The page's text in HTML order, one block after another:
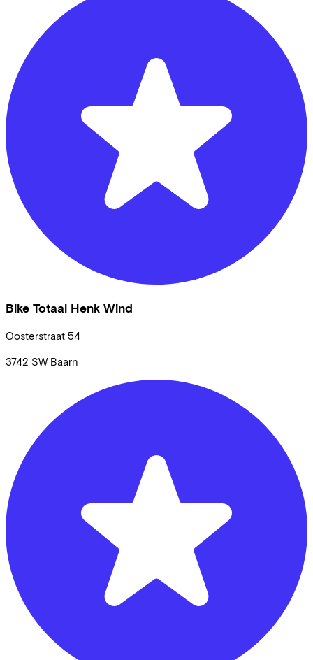
Bike Totaal Henk Wind
Oosterstraat 54
3742 SW Baarn